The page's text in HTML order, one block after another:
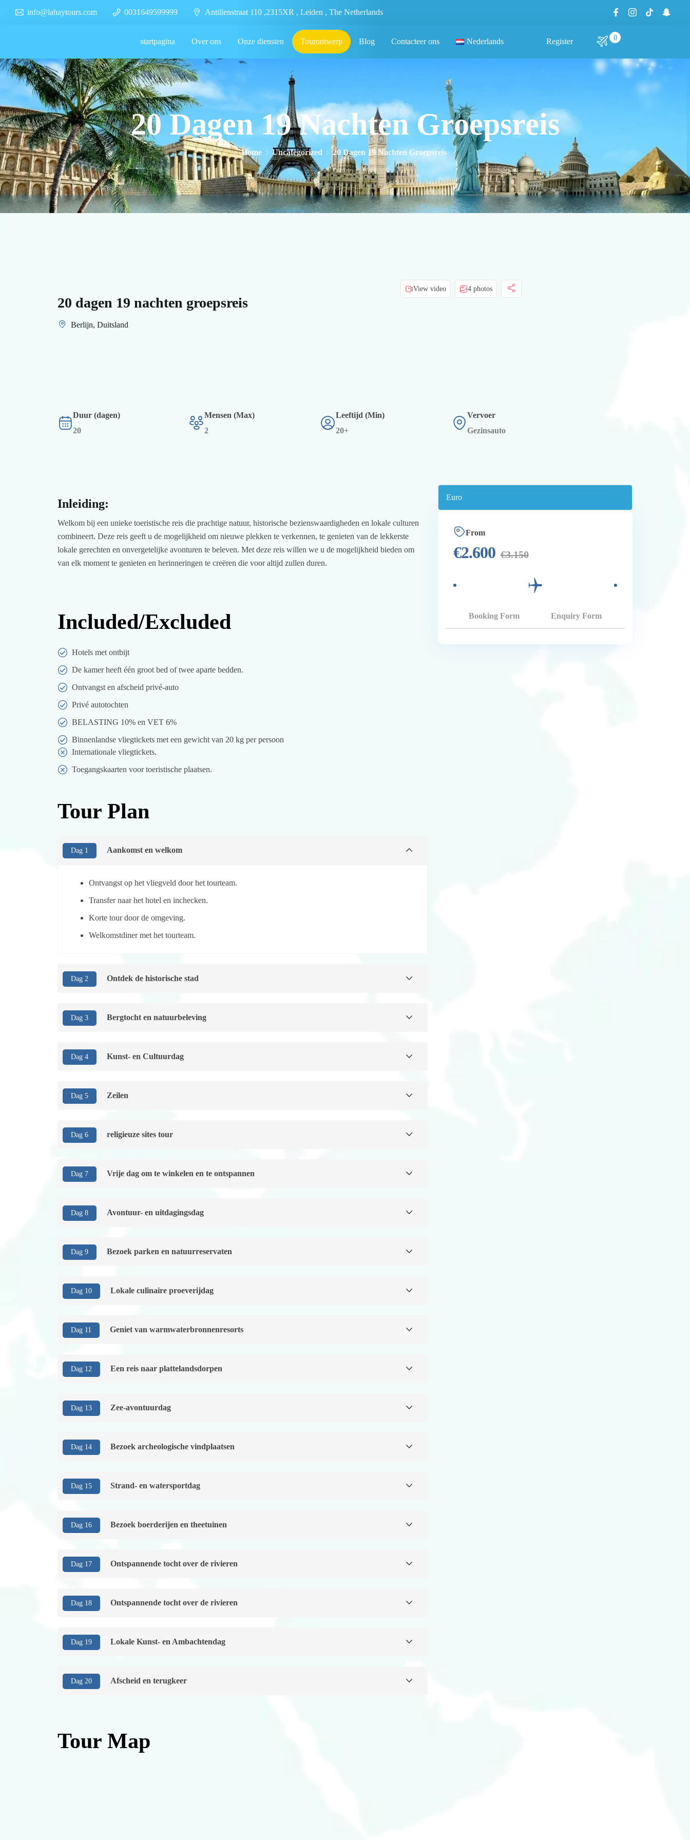
info@lahaytours.com 0031649599999 Antillenstraat 110 ,2315XR , Leiden , The Netherlands
startpagina Over ons Onze diensten Tourontwerp Blog Contacteer ons Nederlands Register 0
20 Dagen 19 Nachten Groepsreis
Home Uncategorized 20 Dagen 19 Nachten Groepsreis
20 dagen 19 nachten groepsreis
Berlijn, Duitsland
View video 4 photos
Duur (dagen)
20
Mensen (Max)
2
Leeftijd (Min)
20+
Vervoer
Gezinsauto
Inleiding:
Welkom bij een unieke toeristische reis die prachtige natuur, historische bezienswaardigheden en lokale culturen
combineert. Deze reis geeft u de mogelijkheid om nieuwe plekken te verkennen, te genieten van de lekkerste
lokale gerechten en onvergetelijke avonturen te beleven. Met deze reis willen we u de mogelijkheid bieden om
van elk moment te genieten en herinneringen te creëren die voor altijd zullen duren.
Included/Excluded
Hotels met ontbijt
De kamer heeft één groot bed of twee aparte bedden.
Ontvangst en afscheid privé-auto
Privé autotochten
BELASTING 10% en VET 6%
Binnenlandse vliegtickets met een gewicht van 20 kg per persoon
Internationale vliegtickets.
Toegangskaarten voor toeristische plaatsen.
Tour Plan
Dag 1 Aankomst en welkom
Ontvangst op het vliegveld door het tourteam.
Transfer naar het hotel en inchecken.
Korte tour door de omgeving.
Welkomstdiner met het tourteam.
Dag 2 Ontdek de historische stad
Dag 3 Bergtocht en natuurbeleving
Dag 4 Kunst- en Cultuurdag
Dag 5 Zeilen
Dag 6 religieuze sites tour
Dag 7 Vrije dag om te winkelen en te ontspannen
Dag 8 Avontuur- en uitdagingsdag
Dag 9 Bezoek parken en natuurreservaten
Dag 10 Lokale culinaire proeverijdag
Dag 11 Geniet van warmwaterbronnenresorts
Dag 12 Een reis naar plattelandsdorpen
Dag 13 Zee-avontuurdag
Dag 14 Bezoek archeologische vindplaatsen
Dag 15 Strand- en watersportdag
Dag 16 Bezoek boerderijen en theetuinen
Dag 17 Ontspannende tocht over de rivieren
Dag 18 Ontspannende tocht over de rivieren
Dag 19 Lokale Kunst- en Ambachtendag
Dag 20 Afscheid en terugkeer
Tour Map
From
€2.600 €3.150
Booking Form Enquiry Form